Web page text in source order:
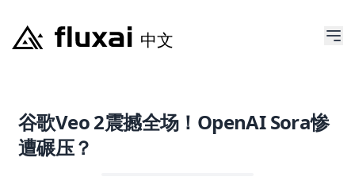
谷歌Veo 2震撼全场！OpenAI Sora惨
遭碾压？